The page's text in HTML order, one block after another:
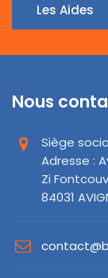
Les Aides
Nous
Siège
Adresse :
Zi
84031